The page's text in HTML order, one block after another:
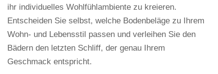
ihr individuelles Wohlfühlambiente zu kreieren.
Entscheiden Sie selbst, welche Bodenbeläge zu Ihrem
Wohn- und Lebensstil passen und verleihen Sie den
Bädern den letzten Schliff, der genau Ihrem
Geschmack entspricht.